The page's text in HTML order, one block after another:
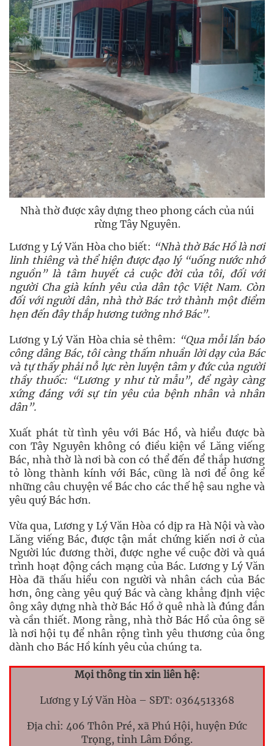
Nhà thờ được xây dựng theo phong cách của núi
rừng Tây Nguyên.
Lương y Lý Văn Hòa cho biết: “Nhà thờ Bác Hồ là nơi
linh thiêng và thể hiện được đạo lý “uống nước nhớ
nguồn” là tâm huyết cả cuộc đời của tôi, đối với
người Cha già kính yêu của dân tộc Việt Nam. Còn
đối với người dân, nhà thờ Bác trở thành một điểm
hẹn đến đây thắp hương tưởng nhớ Bác”.
Lương y Lý Văn Hòa chia sẻ thêm: “Qua mỗi lần báo
công dâng Bác, tôi càng thấm nhuần lời dạy của Bác
và tự thấy phải nỗ lực rèn luyện tâm y đức của người
thầy thuốc: “Lương y như từ mẫu”, để ngày càng
xứng đáng với sự tin yêu của bệnh nhân và nhân
dân”.
Xuất phát từ tình yêu với Bác Hồ, và hiểu được bà
con Tây Nguyên không có điều kiện về Lăng viếng
Bác, nhà thờ là nơi bà con có thể đến để thắp hương
tỏ lòng thành kính với Bác, cũng là nơi để ông kể
những câu chuyện về Bác cho các thế hệ sau nghe và
yêu quý Bác hơn.
Vừa qua, Lương y Lý Văn Hòa có dịp ra Hà Nội và vào
Lăng viếng Bác, được tận mắt chứng kiến nơi ở của
Người lúc đương thời, được nghe về cuộc đời và quá
trình hoạt động cách mạng của Bác. Lương y Lý Văn
Hòa đã thấu hiểu con người và nhân cách của Bác
hơn, ông càng yêu quý Bác và càng khẳng định việc
ông xây dựng nhà thờ Bác Hồ ở quê nhà là đúng đắn
và cần thiết. Mong rằng, nhà thờ Bác Hồ của ông sẽ
là nơi hội tụ để nhân rộng tình yêu thương của ông
dành cho Bác Hồ kính yêu của chúng ta.
Mọi thông tin xin liên hệ:
Lương y Lý Văn Hòa – SĐT: 0364513368
Địa chỉ: 406 Thôn Pré, xã Phú Hội, huyện Đức
Trọng, tỉnh Lâm Đồng.